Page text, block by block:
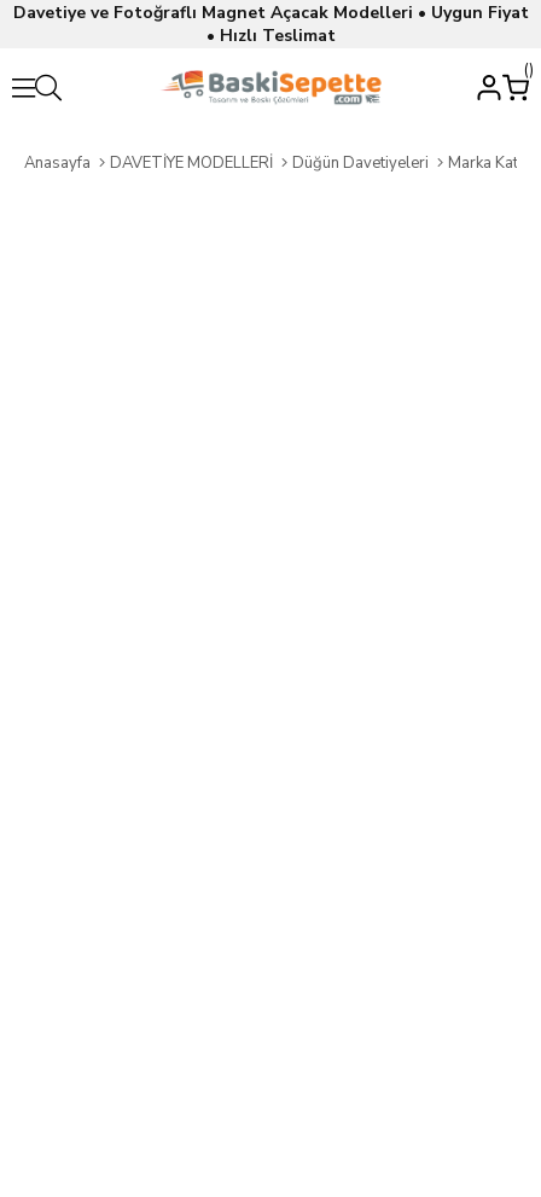
Davetiye ve Fotoğraflı Magnet Açacak Modelleri • Uygun Fiyat
• Hızlı Teslimat
Anasayfa DAVETİYE MODELLERİ Düğün Davetiyeleri Marka